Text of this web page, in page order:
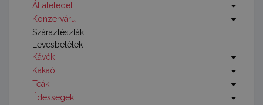
Állateledel
Konzerváru
Száraztészták
Levesbetétek
Kávék
Kakaó
Teák
Édességek